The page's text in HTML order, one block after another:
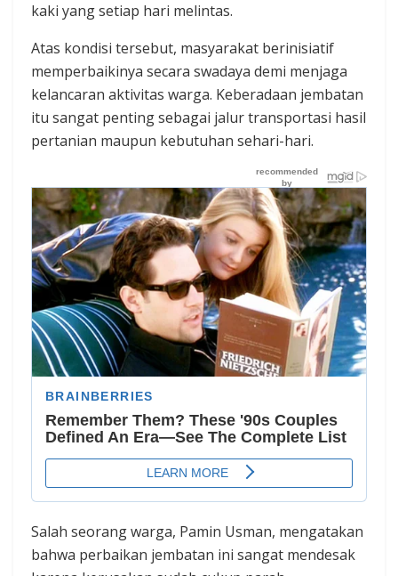
kaki yang setiap hari melintas.
Atas kondisi tersebut, masyarakat berinisiatif
memperbaikinya secara swadaya demi menjaga
kelancaran aktivitas warga. Keberadaan jembatan
itu sangat penting sebagai jalur transportasi hasil
pertanian maupun kebutuhan sehari-hari.
Salah seorang warga, Pamin Usman, mengatakan
bahwa perbaikan jembatan ini sangat mendesak